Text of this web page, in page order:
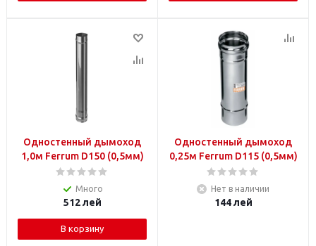
Одностенный дымоход
1,0м Ferrum D150 (0,5мм)
Много
512лей
В корзину
Одностенный дымоход
0,25м Ferrum D115 (0,5мм)
Нет в наличии
144лей